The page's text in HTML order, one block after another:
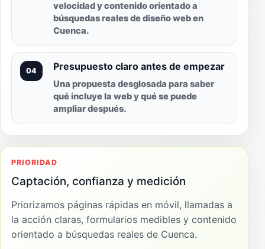
velocidad y contenido orientado a
búsquedas reales de diseño web en
Cuenca.
04 Presupuesto claro antes de empezar
Una propuesta desglosada para saber
qué incluye la web y qué se puede
ampliar después.
PRIORIDAD
Captación, confianza y medición
Priorizamos páginas rápidas en móvil, llamadas a
la acción claras, formularios medibles y contenido
orientado a búsquedas reales de Cuenca.